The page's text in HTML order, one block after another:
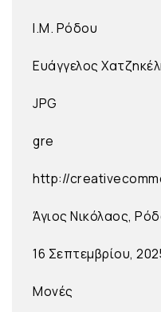
Ι.Μ. Ρόδου
Ευάγγελος
JPG
gre
http://
Άγιος Νικόλαος,
16 Σεπτεμβρίου,
Μονές